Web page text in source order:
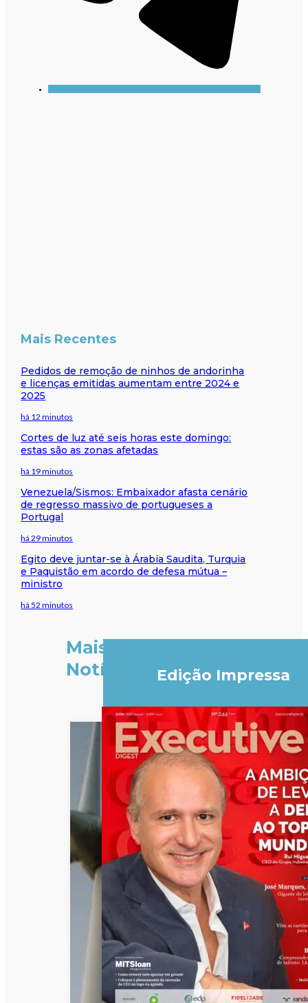
Mais Recentes
Pedidos de remoção de ninhos de andorinha
e licenças emitidas aumentam entre 2024 e
2025
há 12 minutos
Cortes de luz até seis horas este domingo:
estas são as zonas afetadas
há 19 minutos
Venezuela/Sismos: Embaixador afasta cenário
de regresso massivo de portugueses a
Portugal
há 29 minutos
Egito deve juntar-se à Árabia Saudita, Turquia
e Paquistão em acordo de defesa mútua –
ministro
há 52 minutos
Mais
Notícias
Edição Impressa